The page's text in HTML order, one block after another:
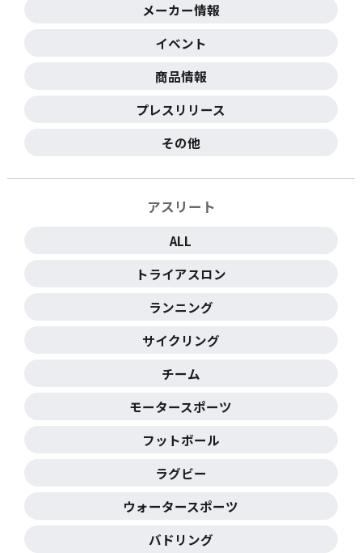
メーカー情報
イベント
商品情報
プレスリリース
その他
アスリート
ALL
トライアスロン
ランニング
サイクリング
チーム
モータースポーツ
フットボール
ラグビー
ウォータースポーツ
バドリング